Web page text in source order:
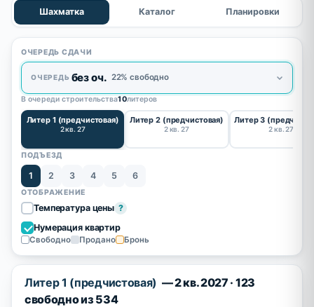
Шахматка Каталог Планировки
Литер 1 (предчистовая) — 2 кв. 2027 · 123
свободно из 534
ОЧЕРЕДЬ СДАЧИ
ОЧЕРЕДЬ без оч. 22% свободно
В очереди строительства10литеров
Литер 1 (предчистовая)
2 кв. 27
Литер 2 (предчистовая)
2 кв. 27
Литер 3
2 кв. 27
ПОДЪЕЗД
1 2 3 4 5 6
ОТОБРАЖЕНИЕ
Температура цены ?
Нумерация квартир
Свободно Продано Бронь